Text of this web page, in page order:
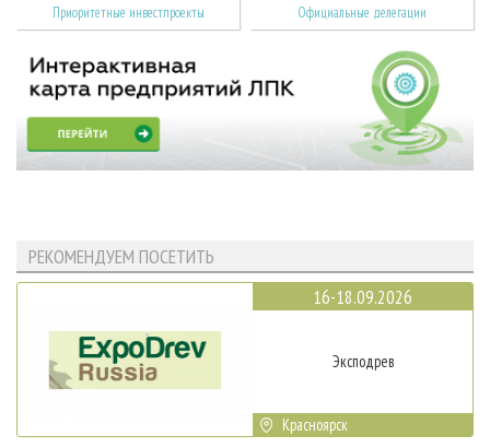
Приоритетные инвестпроекты Официальные делегации
РЕКОМЕНДУЕМ ПОСЕТИТЬ
16-18.09.2026
Эксподрев
Красноярск